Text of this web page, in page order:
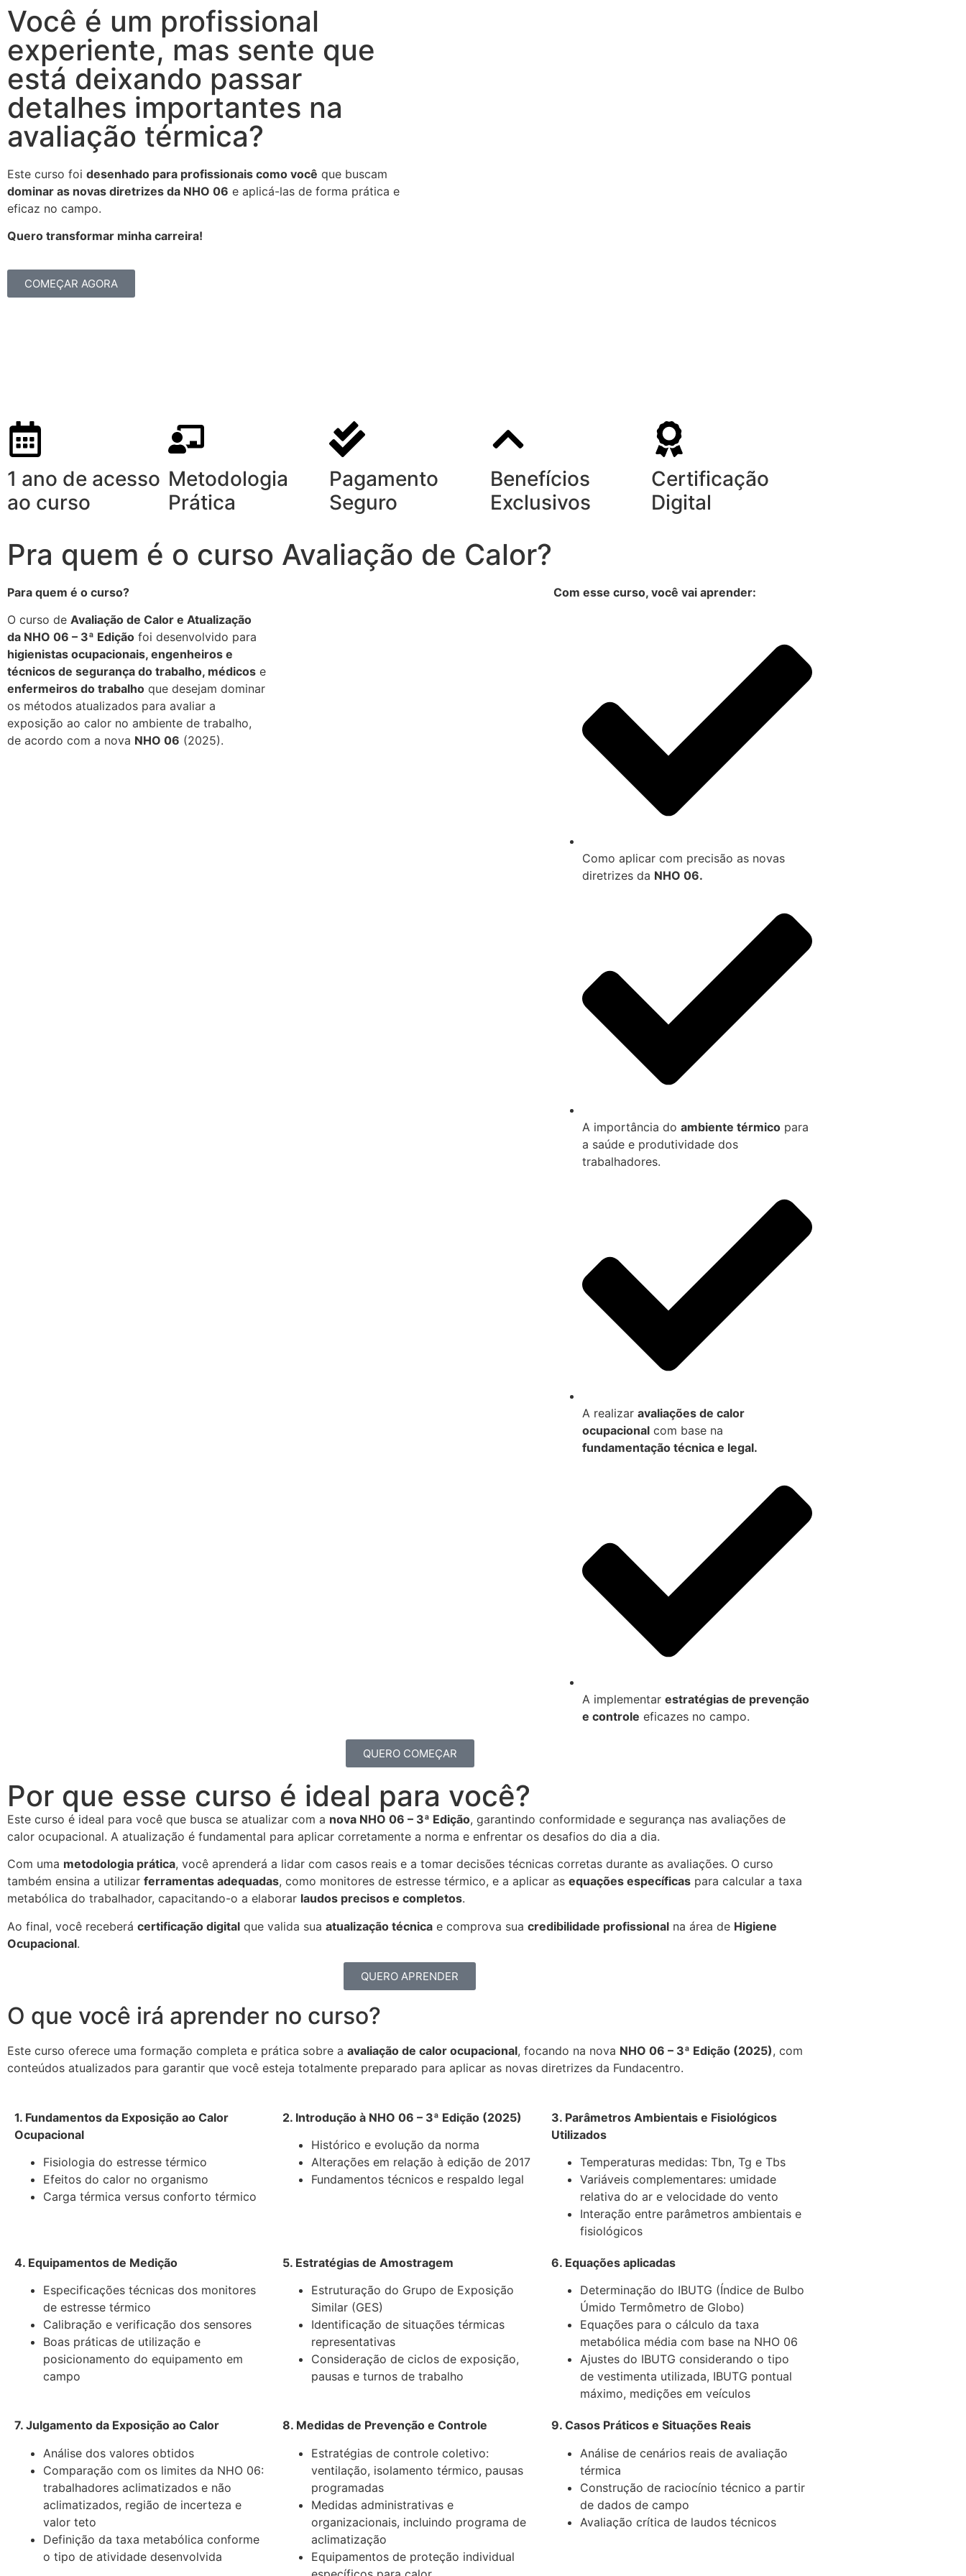
Você é um profissional
experiente, mas sente que
está deixando passar
detalhes importantes na
avaliação térmica?
Este curso foi desenhado para profissionais como você que buscam
dominar as novas diretrizes da NHO 06 e aplicá-las de forma prática e
eficaz no campo.
Quero transformar minha carreira!
COMEÇAR AGORA
1 ano de acesso
ao curso
Metodologia
Prática
Pagamento
Seguro
Benefícios
Exclusivos
Certificação
Digital
Pra quem é o curso Avaliação de Calor?
Para quem é o curso?
O curso de Avaliação de Calor e Atualização
da NHO 06 – 3ª Edição foi desenvolvido para
higienistas ocupacionais, engenheiros e
técnicos de segurança do trabalho, médicos e
enfermeiros do trabalho que desejam dominar
os métodos atualizados para avaliar a
exposição ao calor no ambiente de trabalho,
de acordo com a nova NHO 06 (2025).
Com esse curso, você vai aprender:
Como aplicar com precisão as novas
diretrizes da NHO 06.
A importância do ambiente térmicopara
a saúde e produtividade dos
trabalhadores.
A realizar avaliações de calor
ocupacionalcom base na
fundamentação técnica e legal.
A implementar estratégias de prevenção
e controle eficazes no campo.
QUERO COMEÇAR
Por que esse curso é ideal para você?
Este curso é ideal para você que busca se atualizar com a nova NHO 06 – 3ª Edição, garantindo conformidade e segurança nas avaliações de
calor ocupacional. A atualização é fundamental para aplicar corretamente a norma e enfrentar os desafios do dia a dia.
Com uma metodologia prática, você aprenderá a lidar com casos reais e a tomar decisões técnicas corretas durante as avaliações. O curso
também ensina a utilizar ferramentas adequadas, como monitores de estresse térmico, e a aplicar as equações específicas para calcular a taxa
metabólica do trabalhador, capacitando-o a elaborar laudos precisos e completos.
Ao final, você receberá certificação digital que valida sua atualização técnica e comprova sua credibilidade profissional na área de Higiene
Ocupacional.
QUERO APRENDER
O que você irá aprender no curso?
Este curso oferece uma formação completa e prática sobre a avaliação de calor ocupacional, focando na nova NHO 06 – 3ª Edição (2025), com
conteúdos atualizados para garantir que você esteja totalmente preparado para aplicar as novas diretrizes da Fundacentro.
1. Fundamentos da Exposição ao Calor
Ocupacional
Fisiologia do estresse térmico
Efeitos do calor no organismo
Carga térmica versus conforto térmico
2. Introdução à NHO 06 – 3ª Edição (2025)
Histórico e evolução da norma
Alterações em relação à edição de 2017
Fundamentos técnicos e respaldo legal
3. Parâmetros Ambientais e Fisiológicos
Utilizados
Temperaturas medidas: Tbn, Tg e Tbs
Variáveis complementares: umidade
relativa do ar e velocidade do vento
Interação entre parâmetros ambientais e
fisiológicos
4. Equipamentos de Medição
Especificações técnicas dos monitores
de estresse térmico
Calibração e verificação dos sensores
Boas práticas de utilização e
posicionamento do equipamento em
campo
5. Estratégias de Amostragem
Estruturação do Grupo de Exposição
Similar (GES)
Identificação de situações térmicas
representativas
Consideração de ciclos de exposição,
pausas e turnos de trabalho
6. Equações aplicadas
Determinação do IBUTG (Índice de Bulbo
Úmido Termômetro de Globo)
Equações para o cálculo da taxa
metabólica média com base na NHO 06
Ajustes do IBUTG considerando o tipo
de vestimenta utilizada, IBUTG pontual
máximo, medições em veículos
7. Julgamento da Exposição ao Calor
Análise dos valores obtidos
Comparação com os limites da NHO 06:
trabalhadores aclimatizados e não
aclimatizados, região de incerteza e
valor teto
Definição da taxa metabólica conforme
o tipo de atividade desenvolvida
8. Medidas de Prevenção e Controle
Estratégias de controle coletivo:
ventilação, isolamento térmico, pausas
programadas
Medidas administrativas e
organizacionais, incluindo programa de
aclimatização
Equipamentos de proteção individual
9. Casos Práticos e Situações Reais
Análise de cenários reais de avaliação
térmica
Construção de raciocínio técnico a partir
de dados de campo
Avaliação crítica de laudos técnicos